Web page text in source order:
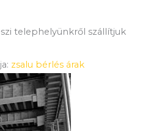
telephelyünkről szállítjuk
zsalu bérlés árak